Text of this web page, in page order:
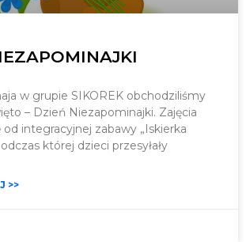
w grupie SIKOREK obchodziliśmy
– Dzień Niezapominajki. Zajęcia
od integracyjnej zabawy „Iskierka
której dzieci przesyłały
>>